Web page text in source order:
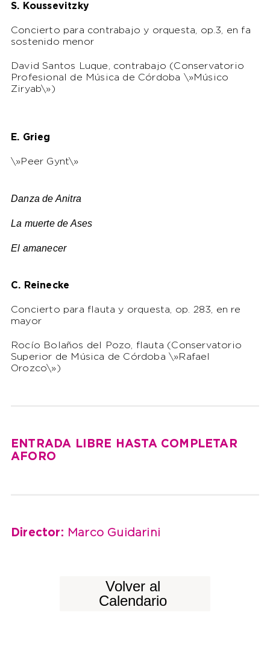
S. Koussevitzky
Concierto para contrabajo y orquesta, op.3, en fa
sostenido menor
David Santos Luque, contrabajo (Conservatorio
Profesional de Música de Córdoba \»Músico
Ziryab\»)
E. Grieg
\»Peer Gynt\»
Danza de Anitra
La muerte de Ases
El amanecer
C. Reinecke
Concierto para flauta y orquesta, op. 283, en re
mayor
Rocío Bolaños del Pozo, flauta (Conservatorio
Superior de Música de Córdoba \»Rafael
Orozco\»)
ENTRADA LIBRE HASTA COMPLETAR
AFORO
Director: Marco Guidarini
Volver al
Calendario